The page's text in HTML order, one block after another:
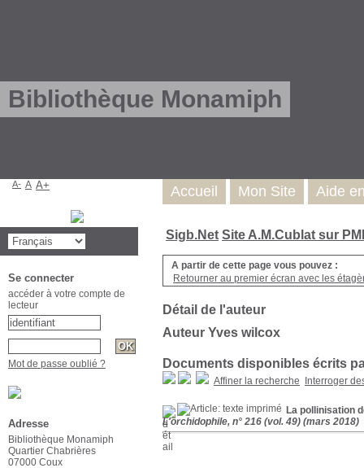
Bibliothèque Monamiph
Sigb.Net Site A.M.Cublat sur
A partir de cette page vous pouvez :
Retourner au premier écran avec les
Détail de l'auteur
Auteur Yves wilcox
Documents disponibles écrits
Affiner la recherche Interroger
La pollinisation
L'orchidophile, n° 216 (vol. 49) (mars 2018)
Accueil Mon Site Aide
A- A A+
Se connecter
accéder à votre compte de
lecteur
Mot de passe oublié ?
Adresse
Bibliothèque Monamiph
Quartier Chabrières
07000 Coux